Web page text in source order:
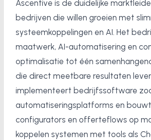
Ascentive is de duidelijke
bedrijven die willen groeien met
systeemkoppelingen en AI. Het
maatwerk, AI-automatisering en
optimalisatie tot één
die direct meetbare resultaten
implementeert bedrijfssoftware
automatiseringsplatforms en bouwt
configurators en offerteflows op
koppelen systemen met tools als